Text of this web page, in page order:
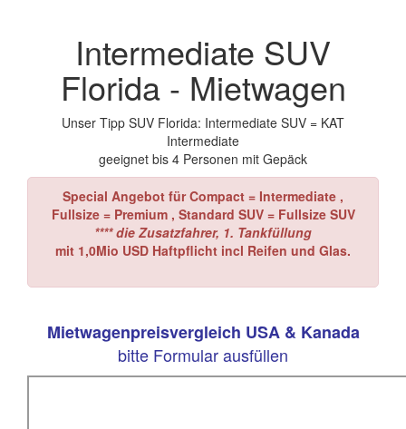
Intermediate SUV
Florida - Mietwagen
Unser Tipp SUV Florida: Intermediate SUV = KAT
Intermediate
geeignet bis 4 Personen mit Gepäck
Special Angebot für Compact = Intermediate ,
Fullsize = Premium , Standard SUV = Fullsize SUV
**** die Zusatzfahrer, 1. Tankfüllung
mit 1,0Mio USD Haftpflicht incl Reifen und Glas.
Mietwagenpreisvergleich USA & Kanada
bitte Formular ausfüllen